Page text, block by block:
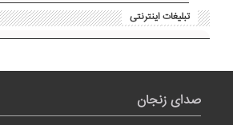
تبلیغات اینترنتی
صدای زنجان